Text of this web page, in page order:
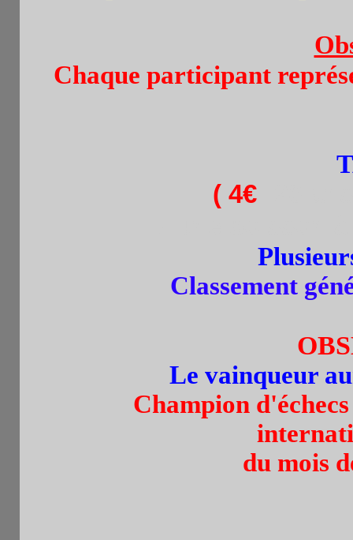
Chaque participant
(4€:-20
Classement
Le vainqueur
Champion
du mois